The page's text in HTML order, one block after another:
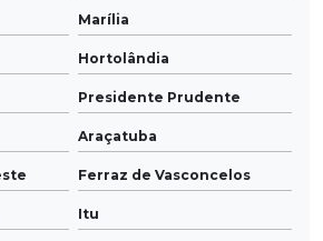
Marília
Hortolândia
Presidente Prudente
Araçatuba
Ferraz de Vasconcelos
Itu